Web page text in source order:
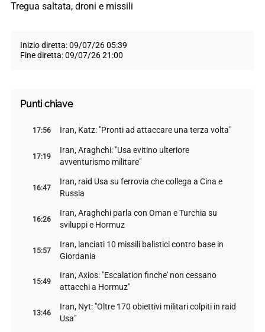
Tregua saltata, droni e missili
Inizio diretta: 09/07/26 05:39
Fine diretta: 09/07/26 21:00
Punti chiave
17:56 Iran, Katz: "Pronti ad attaccare una terza volta"
17:19
Iran, Araghchi: "Usa evitino ulteriore
avventurismo militare"
16:47
Iran, raid Usa su ferrovia che collega a Cina e
Russia
16:26
Iran, Araghchi parla con Oman e Turchia su
sviluppi e Hormuz
15:57
Iran, lanciati 10 missili balistici contro base in
Giordania
15:49
Iran, Axios: "Escalation finche' non cessano
attacchi a Hormuz"
13:46
Iran, Nyt: "Oltre 170 obiettivi militari colpiti in raid
Usa"